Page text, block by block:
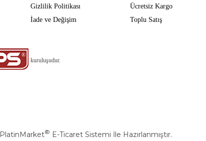
Gizlilik Politikası
Ücretsiz Kargo
İade ve Değişim
Toplu Satış
kuruluşudur.
PlatinMarket® E-Ticaret Sistemi İle Hazırlanmıştır.